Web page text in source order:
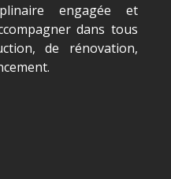
engagée et
dans tous
de rénovation,